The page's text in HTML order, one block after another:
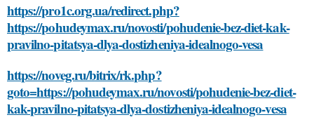
https://pro1c.org.ua/redirect.php?
https://pohudeymax.ru/novosti/pohudenie-bez-diet-kak-
pravilno-pitatsya-dlya-dostizheniya-idealnogo-vesa
https://noveg.ru/bitrix/rk.php?
goto=https://pohudeymax.ru/novosti/pohudenie-bez-diet-
kak-pravilno-pitatsya-dlya-dostizheniya-idealnogo-vesa